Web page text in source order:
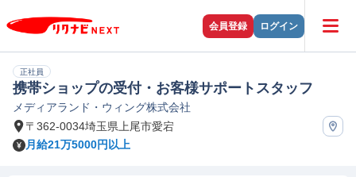
会員登録 ログイン
正社員
携帯ショップの受付・お客様サポートスタッフ
メディアランド・ウィング株式会社
〒362-0034埼玉県上尾市愛宕
月給21万5000円以上